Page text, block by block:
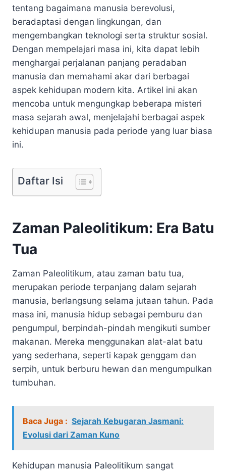
tentang bagaimana manusia berevolusi,
beradaptasi dengan lingkungan, dan
mengembangkan teknologi serta struktur sosial.
Dengan mempelajari masa ini, kita dapat lebih
menghargai perjalanan panjang peradaban
manusia dan memahami akar dari berbagai
aspek kehidupan modern kita. Artikel ini akan
mencoba untuk mengungkap beberapa misteri
masa sejarah awal, menjelajahi berbagai aspek
kehidupan manusia pada periode yang luar biasa
ini.
Daftar Isi
Zaman Paleolitikum: Era Batu
Tua
Zaman Paleolitikum, atau zaman batu tua,
merupakan periode terpanjang dalam sejarah
manusia, berlangsung selama jutaan tahun. Pada
masa ini, manusia hidup sebagai pemburu dan
pengumpul, berpindah-pindah mengikuti sumber
makanan. Mereka menggunakan alat-alat batu
yang sederhana, seperti kapak genggam dan
serpih, untuk berburu hewan dan mengumpulkan
tumbuhan.
Baca Juga : Sejarah Kebugaran Jasmani:
Evolusi dari Zaman Kuno
Kehidupan manusia Paleolitikum sangat